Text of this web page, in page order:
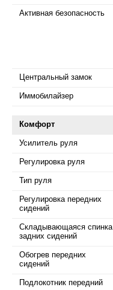
Активная безопасность
Центральный замок
Иммобилайзер
Комфорт
Усилитель руля
Регулировка руля
Тип руля
Регулировка передних
сидений
Складывающаяся спинка
задних сидений
Обогрев передних
сидений
Подлокотник передний